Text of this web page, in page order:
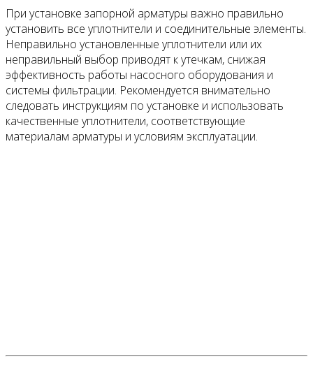
При установке запорной арматуры важно правильно
установить все уплотнители и соединительные элементы.
Неправильно установленные уплотнители или их
неправильный выбор приводят к утечкам, снижая
эффективность работы насосного оборудования и
системы фильтрации. Рекомендуется внимательно
следовать инструкциям по установке и использовать
качественные уплотнители, соответствующие
материалам арматуры и условиям эксплуатации.